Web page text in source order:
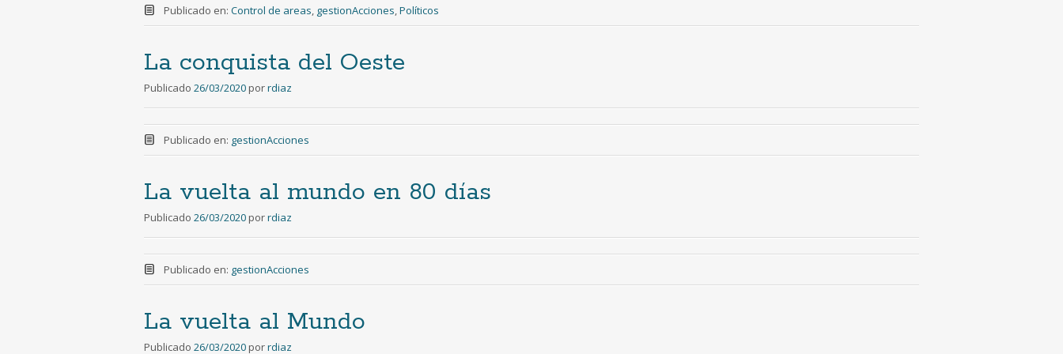
Publicado en: Control de areas, gestionAcciones,Políticos
La conquista del Oeste
Publicado 26/03/2020 porrdiaz
Publicado en: gestionAcciones
La vuelta al mundo en 80 días
Publicado 26/03/2020 porrdiaz
Publicado en: gestionAcciones
La vuelta al Mundo
Publicado 26/03/2020 porrdiaz